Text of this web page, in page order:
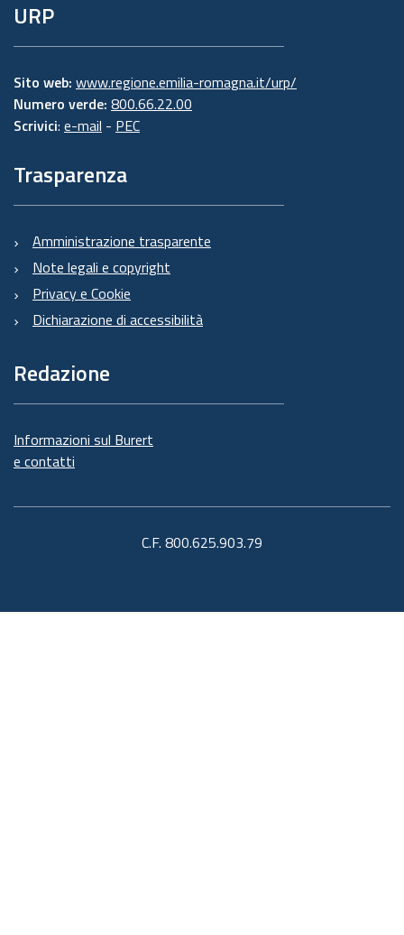
URP
Sito web: www.regione.emilia-romagna.it/urp/
Numero verde: 800.66.22.00
Scrivici: e-mail - PEC
Trasparenza
Amministrazione trasparente
Note legali e copyright
Privacy e Cookie
Dichiarazione di accessibilità
Redazione
Informazioni sul Burert
e contatti
C.F. 800.625.903.79